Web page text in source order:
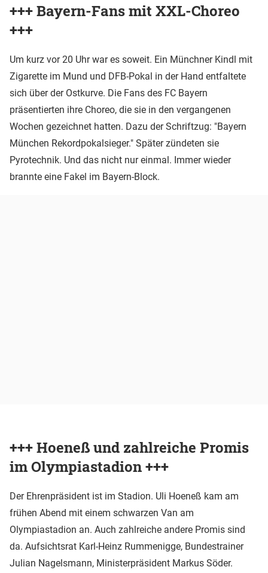
+++ Bayern-Fans mit XXL-Choreo
+++
Um kurz vor 20 Uhr war es soweit. Ein Münchner Kindl mit
Zigarette im Mund und DFB-Pokal in der Hand entfaltete
sich über der Ostkurve. Die Fans des FC Bayern
präsentierten ihre Choreo, die sie in den vergangenen
Wochen gezeichnet hatten. Dazu der Schriftzug: "Bayern
München Rekordpokalsieger." Später zündeten sie
Pyrotechnik. Und das nicht nur einmal. Immer wieder
brannte eine Fakel im Bayern-Block.
+++ Hoeneß und zahlreiche Promis
im Olympiastadion +++
Der Ehrenpräsident ist im Stadion. Uli Hoeneß kam am
frühen Abend mit einem schwarzen Van am
Olympiastadion an. Auch zahlreiche andere Promis sind
da. Aufsichtsrat Karl-Heinz Rummenigge, Bundestrainer
Julian Nagelsmann, Ministerpräsident Markus Söder.